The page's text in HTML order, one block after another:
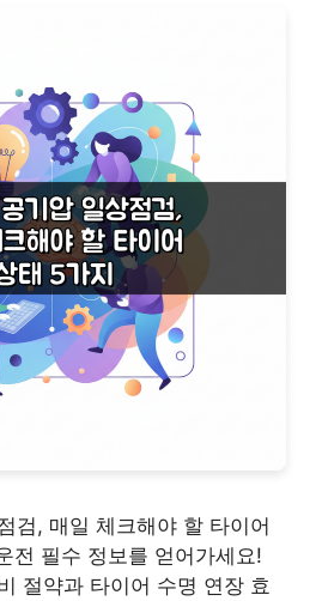
검, 매일 체크해야 할 타이어
전 필수 정보를 얻어가세요!
절약과 타이어 수명 연장 효